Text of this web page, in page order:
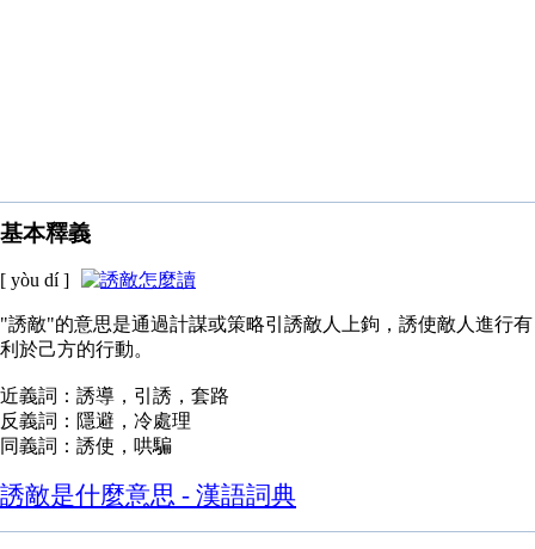
基本釋義
[ yòu dí ]
"誘敵"的意思是通過計謀或策略引誘敵人上鉤，誘使敵人進行有
利於己方的行動。
近義詞：誘導，引誘，套路
反義詞：隱避，冷處理
同義詞：誘使，哄騙
誘敵是什麼意思 - 漢語詞典